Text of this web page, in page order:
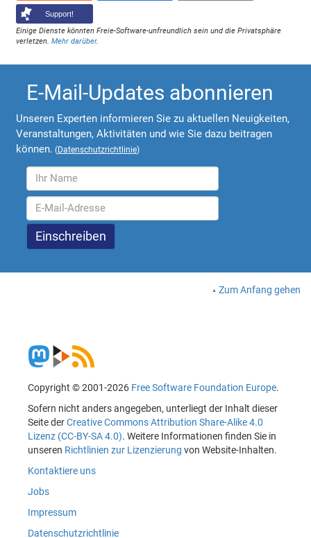
Support!
Einige Dienste könnten Freie-Software-unfreundlich sein und die Privatsphäre
verletzen.Mehr darüber.
E-Mail-Updates abonnieren
Unseren Experten informieren Sie zu aktuellen Neuigkeiten,
Veranstaltungen, Aktivitäten und wie Sie dazu beitragen
können. (Datenschutzrichtlinie)
Zum Anfang gehen
Copyright © 2001-2026 Free Software Foundation Europe.
Sofern nicht anders angegeben, unterliegt der Inhalt dieser
Seite derCreative Commons Attribution Share-Alike 4.0
Lizenz (CC-BY-SA 4.0). Weitere Informationen finden Sie in
unseren Richtlinien zur Lizenzierung von Website-Inhalten.
Kontaktiere uns
Jobs
Impressum
Datenschutzrichtlinie